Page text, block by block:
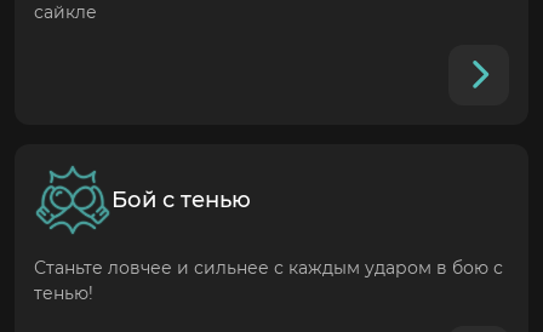
сайкле
Бой с тенью
Станьте ловчее и сильнее с каждым ударом в бою с
тенью!